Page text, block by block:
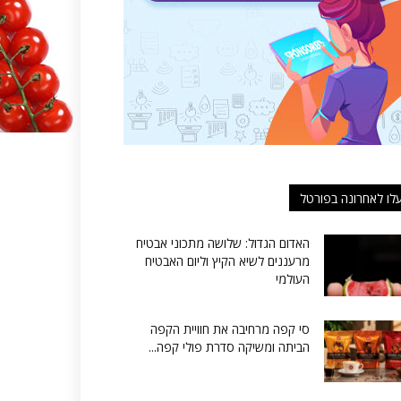
לאחרונה בפורטל
האדום הגדול: שלושה מתכוני אבטיח
מרעננים לשיא הקיץ וליום האבטיח
העולמי
סי קפה מרחיבה את חוויית הקפה
הביתה ומשיקה סדרת פולי קפה...